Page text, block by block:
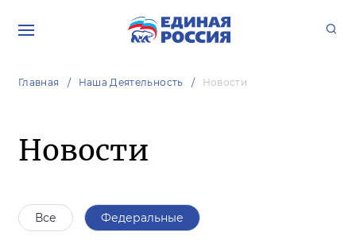
Главная Наша Деятельность Новости
Новости
Все Федеральные